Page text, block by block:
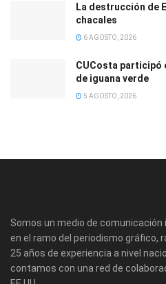
La destrucción de
chacales
6 AGOSTO, 2026
CUCosta participó
de iguana verde
5 AGOSTO, 2026
Somos un medio de
en el ramo del periodismo gráfico,
25 años de experiencia a nivel
contamos con una red de